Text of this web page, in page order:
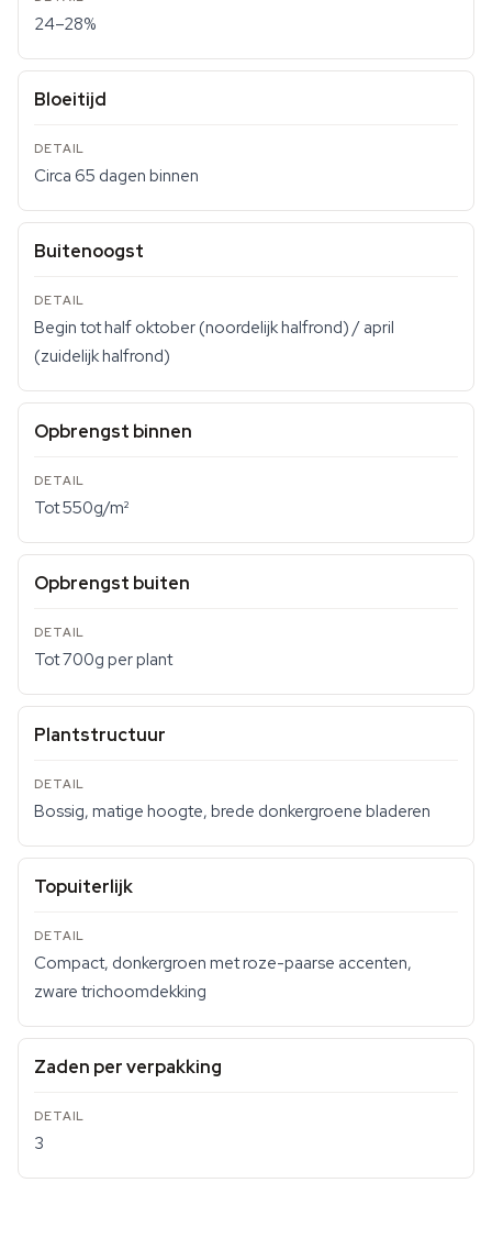
24–28%
Bloeitijd
Circa 65 dagen binnen
Buitenoogst
Begin tot half oktober (noordelijk halfrond) / april
(zuidelijk halfrond)
Opbrengst binnen
Tot 550g/m²
Opbrengst buiten
Tot 700g per plant
Plantstructuur
Bossig, matige hoogte, brede donkergroene bladeren
Topuiterlijk
Compact, donkergroen met roze-paarse accenten,
zware trichoomdekking
Zaden per verpakking
3